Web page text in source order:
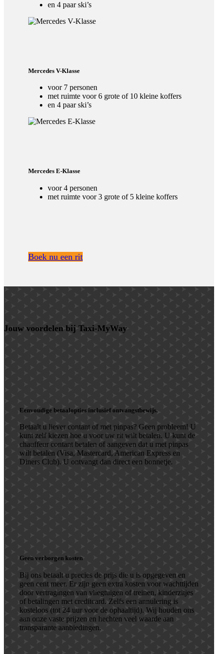
en 4 paar ski’s
Mercedes V-Klasse
voor 7 personen
met ruimte voor 6 grote of 10 kleine koffers
en 4 paar ski’s
Mercedes E-Klasse
voor 4 personen
met ruimte voor 3 grote of 5 kleine koffers
Boek nu een rit
Jouw voordelen bij Taxi-MyWay
Eenvoudige betaalopties inclusief ontvangstbewijs.
Betaalt u liever contant of met pinpas? Geen probleem! U
kunt zelf kiezen hoe u voor uw rit wilt betalen. U kunt de
chauffeur contant betalen of aangeven dat u met pinpas
wilt betalen (Visa, Mastercard, American Express en
Diners Club). U ontvangt dan direct een bonnetje.
Geen verborgen kosten
Bij ons betaalt u precies de prijs die u is opgegeven en
geen cent meer. Er zijn geen extra kosten voor wachttijden
door vertragingen van vliegtuigen of treinen, kinderzitjes
of betalingen met creditcard. Zelfs een annulering is
kosteloos (tot 24 uur voor de ophaaltijd). Wij houden ons
aan onze vaste prijzen en hechten veel waarde aan
transparante aanbiedingen.